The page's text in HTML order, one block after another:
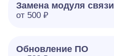
Замена модуля связи
от 500 ₽
Обновление ПО